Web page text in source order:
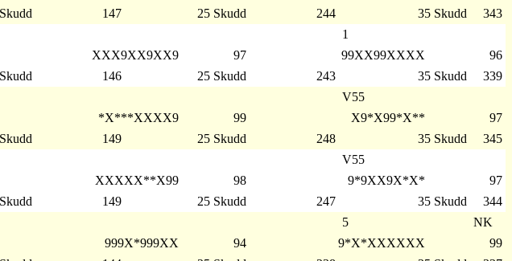
147 25 Skudd 244 35 Skudd
343
1
XXX9XX9XX9 97 99XX99XXXX
96
146 25 Skudd 243 35 Skudd
339
V55
*X***XXXX9 99 X9*X99*X**
97
149 25 Skudd 248 35 Skudd
345
V55
XXXXX**X99 98 9*9XX9X*X*
97
149 25 Skudd 247 35 Skudd
344
5
NK
999X*999XX 94 9*X*XXXXXX
99